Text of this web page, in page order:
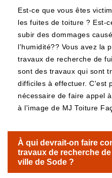
Est-ce que vous êtes
les fuites de toiture ? Est-
subir des dommages
l'humidité?? Vous avez la
travaux de recherche de
sont des travaux qui sont
difficiles à effectuer. C'est
nécessaire de faire appel
à l'image de MJ Toiture
À qui devrait-on faire
travaux de recherche
ville de Sode ?